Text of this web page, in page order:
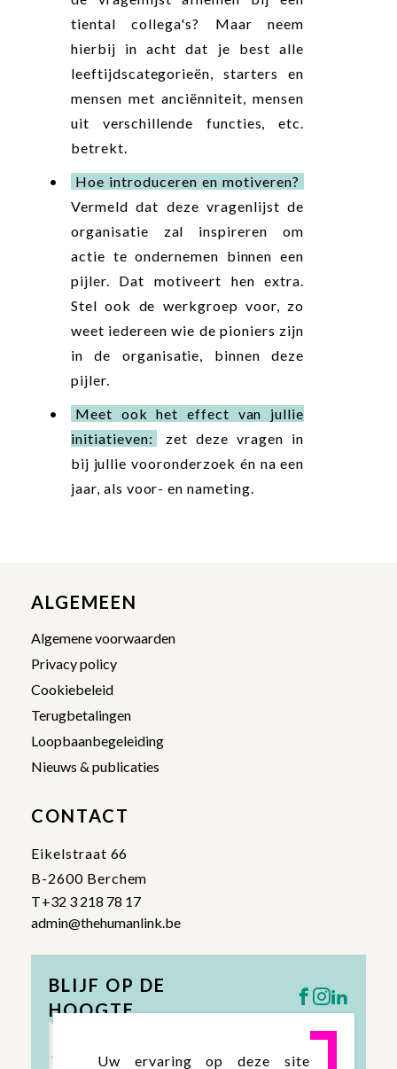
tiental collega's? Maar neem
hierbij in acht dat je best alle
leeftijdscategorieën, starters en
mensen met anciënniteit, mensen
uit verschillende functies, etc.
betrekt.
Hoe introduceren en motiveren?
Vermeld dat deze vragenlijst de
organisatie zal inspireren om
actie te ondernemen binnen een
pijler. Dat motiveert hen extra.
Stel ook de werkgroep voor, zo
weet iedereen wie de pioniers zijn
in de organisatie, binnen deze
pijler.
Meet ook het effect van jullie
initiatieven:
zet deze vragen in
bij jullie vooronderzoek én na een
jaar, als voor- en nameting.
Uw ervaring op deze site
ALGEMEEN
Algemene voorwaarden
Privacy policy
Cookiebeleid
Terugbetalingen
Loopbaanbegeleiding
Nieuws & publicaties
CONTACT
Eikelstraat 66
B-2600 Berchem
T+32 3 218 78 17
admin@thehumanlink.be
BLIJF OP DE
HOOGTE